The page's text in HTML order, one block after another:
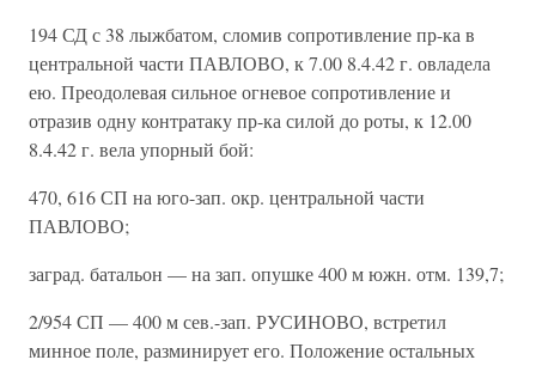
194 СД с 38 лыжбатом, сломив сопротивление пр-ка в
центральной части ПАВЛОВО, к 7.00 8.4.42 г. овладела
ею. Преодолевая сильное огневое сопротивление и
отразив одну контратаку пр-ка силой до роты, к 12.00
8.4.42 г. вела упорный бой:
470, 616 СП на юго-зап. окр. центральной части
ПАВЛОВО;
заград. батальон — на зап. опушке 400 м южн. отм. 139,7;
2/954 СП — 400 м сев.-зап. РУСИНОВО, встретил
минное поле, разминирует его. Положение остальных